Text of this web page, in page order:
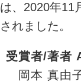
は、2020年11
されました。
受賞者/著
岡本 真由